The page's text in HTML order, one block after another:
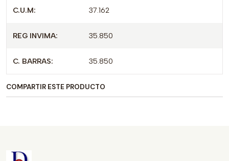
C.U.M: 37.162
REG INVIMA: 35.850
C. BARRAS: 35.850
COMPARTIR ESTE PRODUCTO